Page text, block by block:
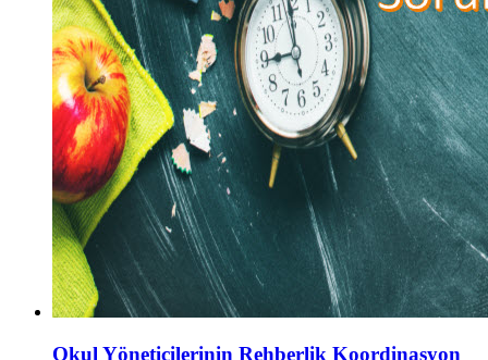
Okul Yöneticilerinin Rehberlik Koordinasyon